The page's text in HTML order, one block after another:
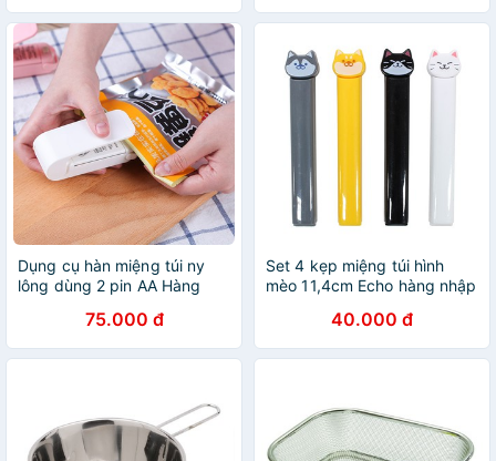
Dụng cụ hàn miệng túi ny
lông dùng 2 pin AA Hàng
75.000 đ
Set 4 kẹp miệng túi hình
mèo 11,4cm Echo hàng nhập
40.000 đ